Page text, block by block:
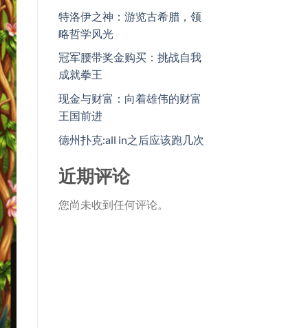
特洛伊之神：游览古希腊，领
略哲学风光
冠军腰带奖金购买：挑战自我
成就拳王
现金与财富：向着雄伟的财富
王国前进
德州扑克:all in之后应该跑几次
近期评论
您尚未收到任何评论。